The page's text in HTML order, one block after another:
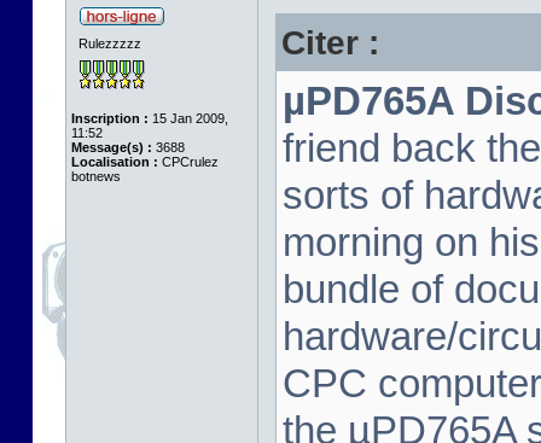
Rulezzzzz
Inscription : 15 Jan 2009,
11:52
Message(s) : 3688
Localisation : CPCrulez
botnews
Citer :
µPD765A
friend back
sorts of
morning on
bundle of
hardware/
CPC
the µPD765A